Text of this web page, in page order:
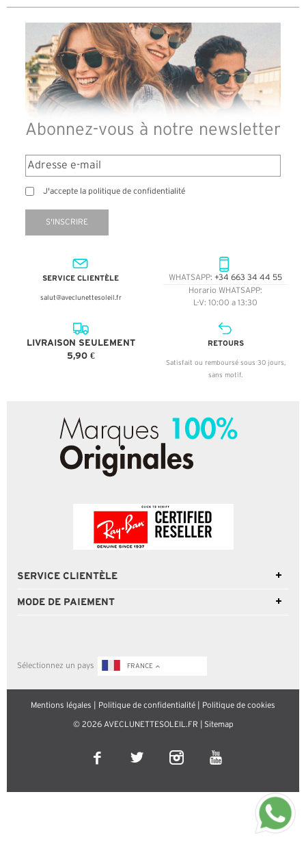
Abonnez-vous à notre newsletter
J'accepte la politique de confidentialité
S'INSCRIRE
SERVICE CLIENTÈLE
salut@aveclunettesoleil.fr
WHATSAPP: +34 663 34 44 55
Horario WHATSAPP:
L-V: 10:00 a 13:30
LIVRAISON SEULEMENT
5,90 €
RETOURS
Satisfait ou remboursé sous 30 jours,
sans motif.
SERVICE CLIENTÈLE
MODE DE PAIEMENT
Sélectionnez un pays FRANCE
Mentions légales Politique de confidentialité Politique de cookies
© 2026 AVECLUNETTESOLEIL.FR | Sitemap